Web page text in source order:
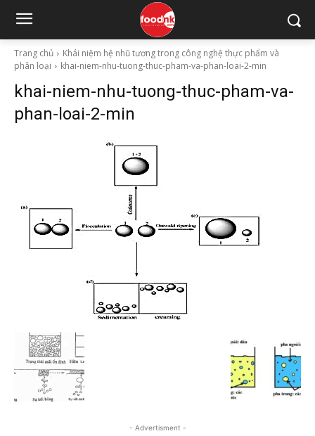
Trang chủ
Khái niệm hệ nhũ tương trong công nghệ thực phẩm và
phân loại
khai-niem-nhu-tuong-thuc-pham-va-phan-loai-2-min
khai-niem-nhu-tuong-thuc-pham-va-
phan-loai-2-min
- Advertisment -